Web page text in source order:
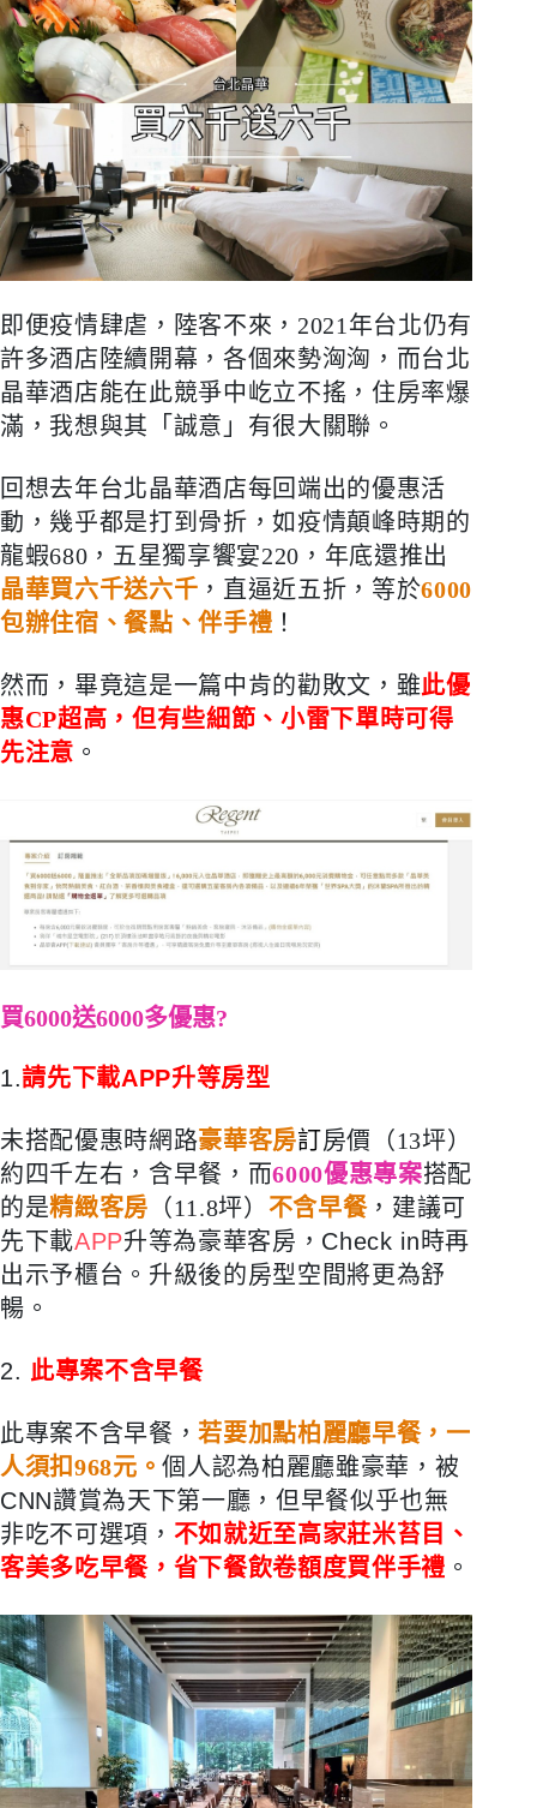
即便疫情肆虐，陸客不來， 2021 年台北仍有
許多酒店陸續開幕，各個來勢洶洶，而台北
晶華酒店能在此競爭中屹立不搖，住房率爆
滿，我想與其「誠意」有很大關聯。
回想去年台北晶華酒店每回端出的優惠活
動，幾乎都是打到骨折，如疫情顛峰時期的
龍蝦680 ，五星獨享饗宴220 ，年底還推出
晶華買六千送六千 ，直逼近五折，等於6000
包辦住宿、餐點、伴手禮 ！
然而，畢竟這是一篇中肯的勸敗文，雖此優
惠CP超高，但有些細節、小雷下單時可得
先注意 。
買6000送6000多優惠?
1.請先下載APP升等房型
未搭配優惠時網路豪華客房訂房價（13坪）
約四千左右，含早餐，而6000優惠專案搭配
的是精緻客房 （11.8坪） 不含早餐，建議可
先下載APP升等為豪華客房，Check in時再
出示予櫃台。升級後的房型空間將更為舒
暢。
2. 此專案不含早餐
此專案不含早餐，若要加點柏麗廳早餐，一
人須扣968元。個人認為柏麗廳雖豪華，被
CNN讚賞為天下第一廳，但早餐似乎也無
非吃不可選項， 不如就近至高家莊米苔目、
客美多吃早餐，省下餐飲卷額度買伴手禮 。